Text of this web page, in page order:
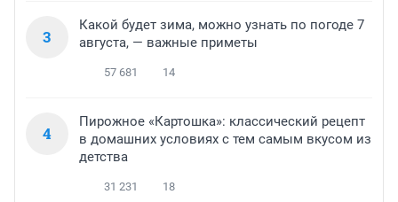
3
Какой будет зима, можно узнать по погоде 7
августа, — важные приметы
57 681 14
4
Пирожное «Картошка»: классический рецепт
в домашних условиях с тем самым вкусом из
детства
31 231 18